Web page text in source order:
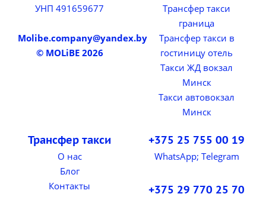
УНП 491659677
Molibe.company@yandex.by
© MOLiBE 2026
Трансфер такси
граница
Трансфер такси в
гостиницу отель
Такси ЖД вокзал
Минск
Такси автовокзал
Минск
Трансфер такси
О нас
Блог
Контакты
+375 25 755 00 19
WhatsApp; Telegram
+375 29 770 25 70